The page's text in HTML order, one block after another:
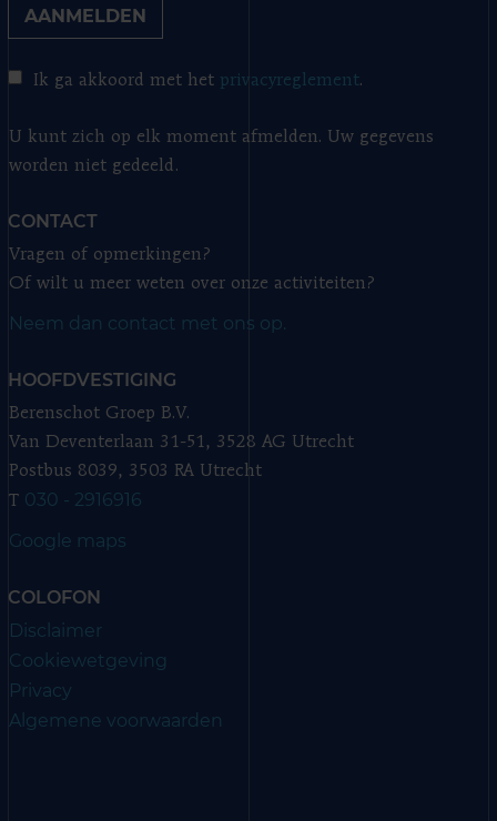
AANMELDEN
Ik ga akkoord met het privacyreglement.
U kunt zich op elk moment afmelden. Uw gegevens
worden niet gedeeld.
CONTACT
Vragen of opmerkingen?
Of wilt u meer weten over onze activiteiten?
Neem dan contact met ons op.
HOOFDVESTIGING
Berenschot Groep B.V.
Van Deventerlaan 31-51, 3528 AG Utrecht
Postbus 8039, 3503 RA Utrecht
T 030 - 2916916
Google maps
COLOFON
Disclaimer
Cookiewetgeving
Privacy
Algemene voorwaarden